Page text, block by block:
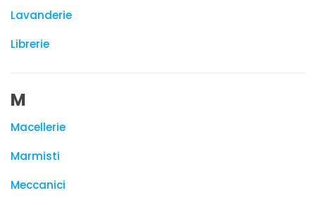
Lavanderie
Librerie
M
Macellerie
Marmisti
Meccanici